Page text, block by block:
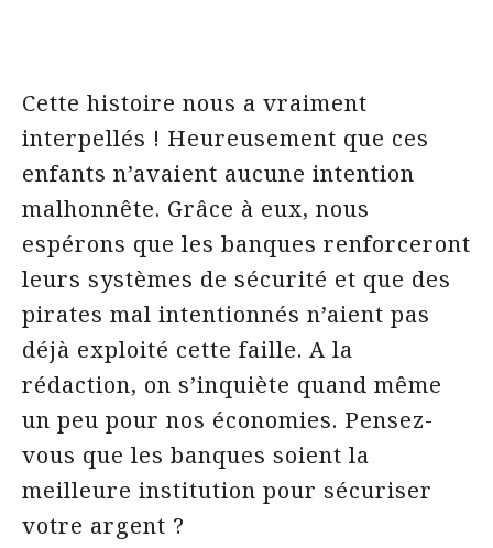
Cette histoire nous a vraiment
interpellés ! Heureusement que ces
enfants n’avaient aucune intention
malhonnête. Grâce à eux, nous
espérons que les banques renforceront
leurs systèmes de sécurité et que des
pirates mal intentionnés n’aient pas
déjà exploité cette faille. A la
rédaction, on s’inquiète quand même
un peu pour nos économies. Pensez-
vous que les banques soient la
meilleure institution pour sécuriser
votre argent ?